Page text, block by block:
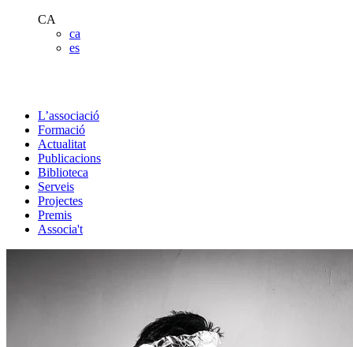
CA
ca
es
L’associació
Formació
Actualitat
Publicacions
Biblioteca
Serveis
Projectes
Premis
Associa't